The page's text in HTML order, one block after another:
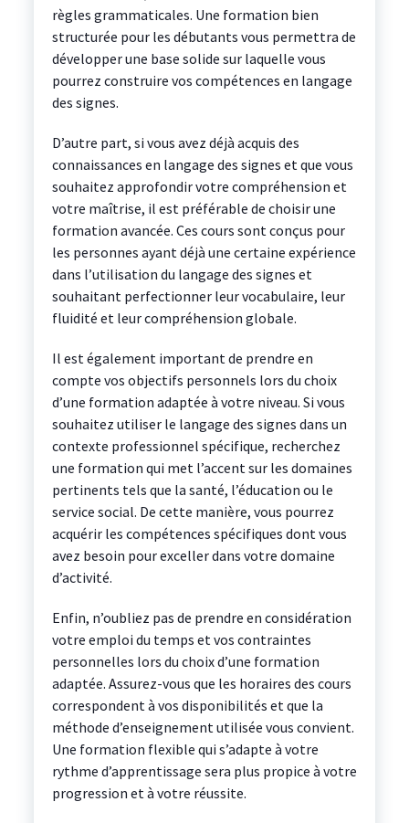
règles grammaticales. Une formation bien
structurée pour les débutants vous permettra de
développer une base solide sur laquelle vous
pourrez construire vos compétences en langage
des signes.
D’autre part, si vous avez déjà acquis des
connaissances en langage des signes et que vous
souhaitez approfondir votre compréhension et
votre maîtrise, il est préférable de choisir une
formation avancée. Ces cours sont conçus pour
les personnes ayant déjà une certaine expérience
dans l’utilisation du langage des signes et
souhaitant perfectionner leur vocabulaire, leur
fluidité et leur compréhension globale.
Il est également important de prendre en
compte vos objectifs personnels lors du choix
d’une formation adaptée à votre niveau. Si vous
souhaitez utiliser le langage des signes dans un
contexte professionnel spécifique, recherchez
une formation qui met l’accent sur les domaines
pertinents tels que la santé, l’éducation ou le
service social. De cette manière, vous pourrez
acquérir les compétences spécifiques dont vous
avez besoin pour exceller dans votre domaine
d’activité.
Enfin, n’oubliez pas de prendre en considération
votre emploi du temps et vos contraintes
personnelles lors du choix d’une formation
adaptée. Assurez-vous que les horaires des cours
correspondent à vos disponibilités et que la
méthode d’enseignement utilisée vous convient.
Une formation flexible qui s’adapte à votre
rythme d’apprentissage sera plus propice à votre
progression et à votre réussite.